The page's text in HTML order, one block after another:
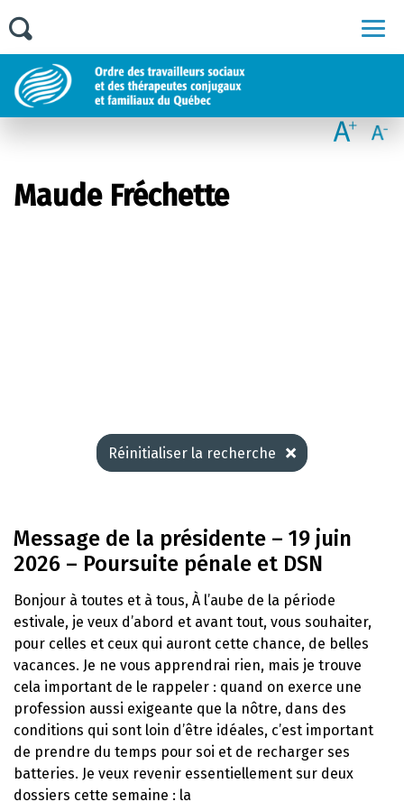
Maude Fréchette
Réinitialiser la recherche
Message de la présidente – 19 juin
2026 – Poursuite pénale et DSN
Bonjour à toutes et à tous, À l’aube de la période
estivale, je veux d’abord et avant tout, vous souhaiter,
pour celles et ceux qui auront cette chance, de belles
vacances. Je ne vous apprendrai rien, mais je trouve
cela important de le rappeler : quand on exerce une
profession aussi exigeante que la nôtre, dans des
conditions qui sont loin d’être idéales, c’est important
de prendre du temps pour soi et de recharger ses
batteries. Je veux revenir essentiellement sur deux
dossiers cette semaine : la